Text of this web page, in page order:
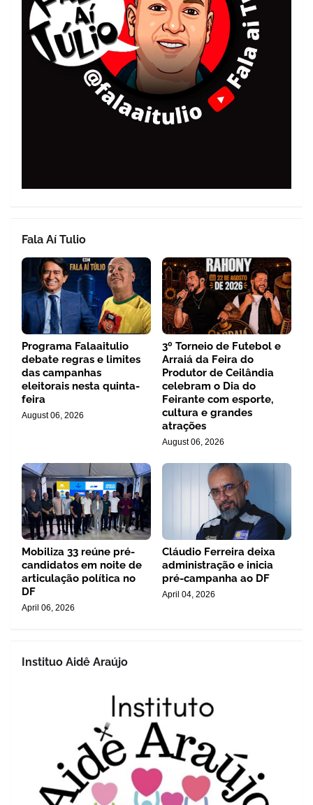
Fala Aí Tulio
Programa Falaaitulio
debate regras e limites
das campanhas
eleitorais nesta quinta-
feira
August 06, 2026
3º Torneio de Futebol e
Arraiá da Feira do
Produtor de Ceilândia
celebram o Dia do
Feirante com esporte,
cultura e grandes
atrações
August 06, 2026
Mobiliza 33 reúne pré-
candidatos em noite de
articulação política no
DF
April 06, 2026
Cláudio Ferreira deixa
administração e inicia
pré-campanha ao DF
April 04, 2026
Instituo Aidê Araújo